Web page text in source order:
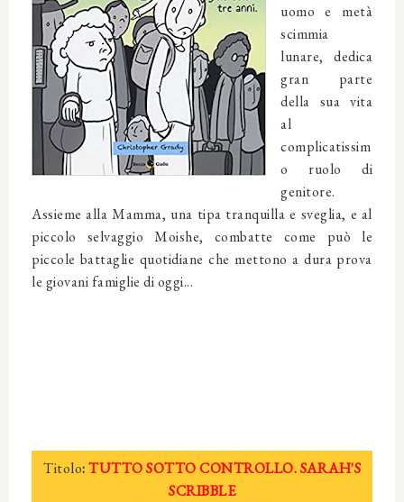
uomo e metà
scimmia
lunare, dedica
gran parte
della sua vita
al
complicatissim
o ruolo di
genitore.
Assieme alla Mamma, una tipa tranquilla e sveglia, e al
piccolo selvaggio Moishe, combatte come può le
piccole battaglie quotidiane che mettono a dura prova
le giovani famiglie di oggi...
Titolo:TUTTO SOTTO CONTROLLO. SARAH'S
SCRIBBLE